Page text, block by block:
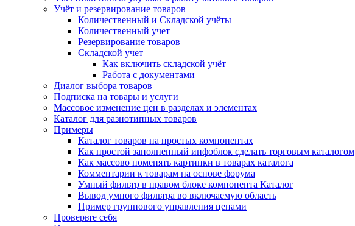
Учёт и резервирование товаров
Количественный и Складской учёты
Количественный учет
Резервирование товаров
Складской учет
Как включить складской учёт
Работа с документами
Диалог выбора товаров
Подписка на товары и услуги
Массовое изменение цен в разделах и элементах
Каталог для разнотипных товаров
Примеры
Каталог товаров на простых компонентах
Как простой заполненный инфоблок сделать торговым каталогом
Как массово поменять картинки в товарах каталога
Комментарии к товарам на основе форума
Умный фильтр в правом блоке компонента Каталог
Вывод умного фильтра во включаемую область
Пример группового управления ценами
Проверьте себя